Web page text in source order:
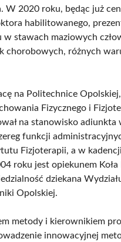
W 2020 roku, będąc już
habilitowanego,
stawach maziowych
chorobowych, różnych
na Politechnice
Fizycznego i
na stanowisko adiunkta
funkcji
Fizjoterapii, a w
roku jest opiekunem
dziekana
Opolskiej.
metody i kierownikiem
innowacyjnej